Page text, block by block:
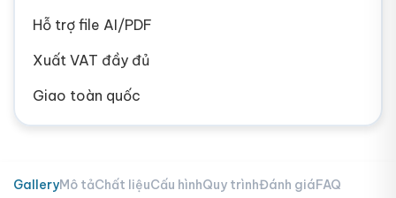
Hỗ trợ file AI/PDF
Xuất VAT đầy đủ
Giao toàn quốc
GalleryMô tảChất liệuCấu hìnhQuy trìnhĐánh giáFAQ